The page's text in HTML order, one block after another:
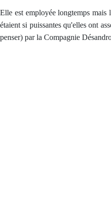
Elle est employée longtemps
étaient si puissantes qu'elles ont
penser) par la Compagnie